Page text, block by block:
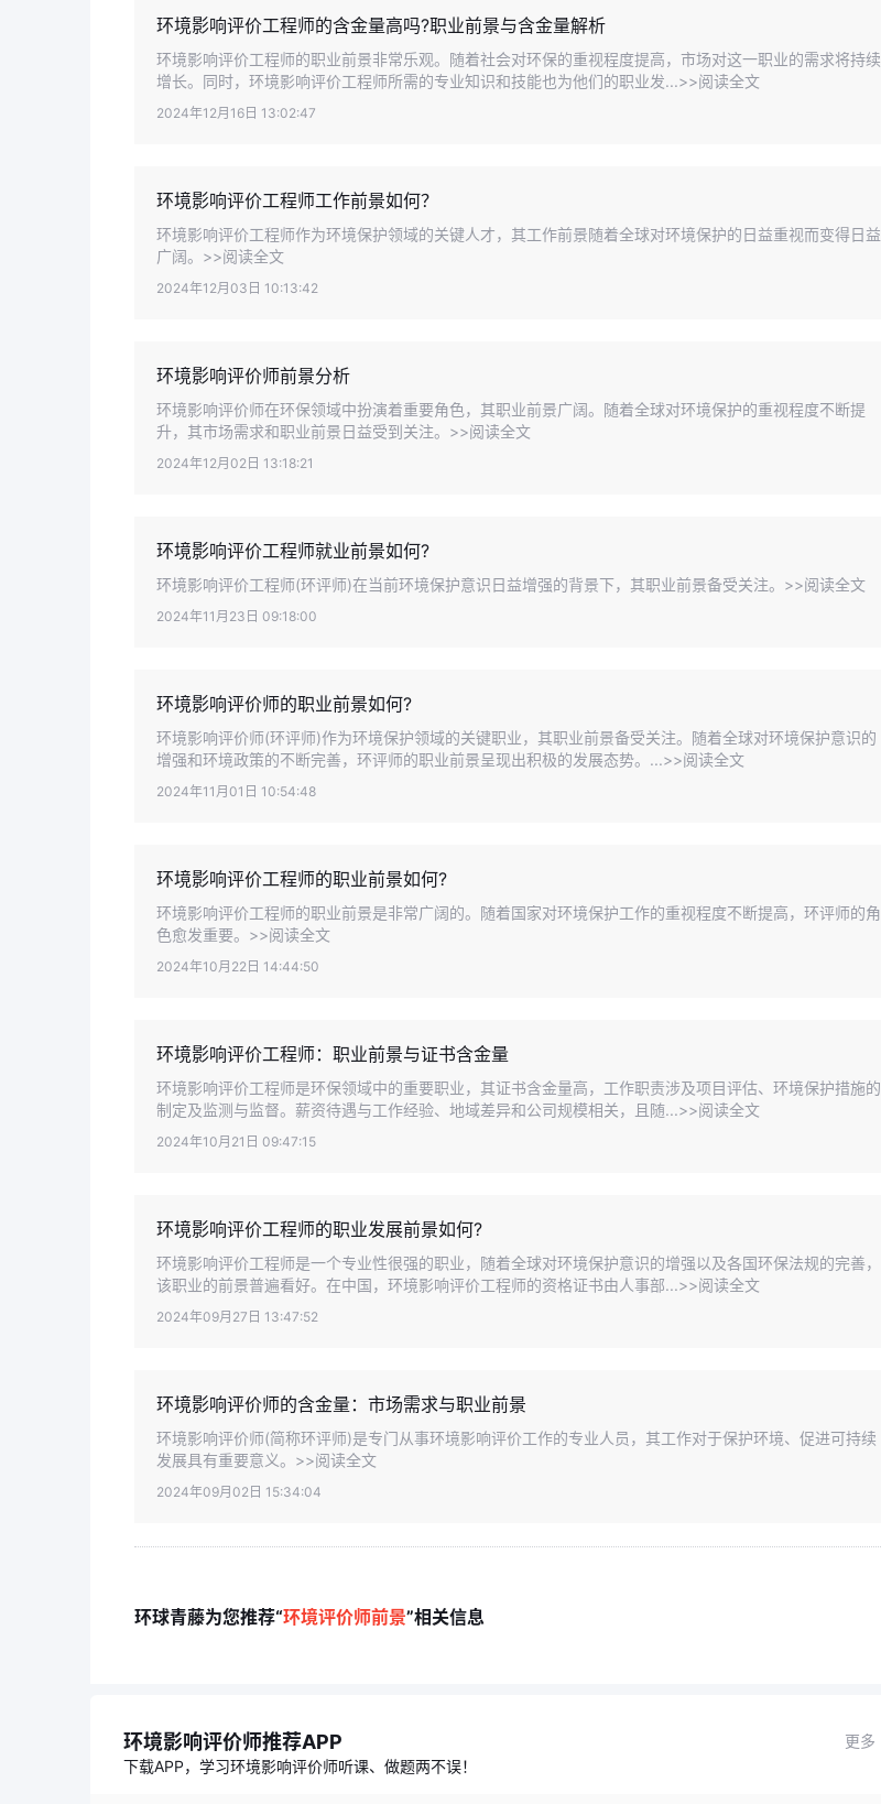
环境影响评价工程师的含金量高吗?职业前景与含金量解析
环境影响评价工程师的职业前景非常乐观。随着社会对环保的重视程度提高，市场对这一职业的需求将持续
增长。同时，环境影响评价工程师所需的专业知识和技能也为他们的职业发...>>阅读全文
2024年12月16日 13:02:47
环境影响评价工程师工作前景如何？
环境影响评价工程师作为环境保护领域的关键人才，其工作前景随着全球对环境保护的日益重视而变得日益
广阔。>>阅读全文
2024年12月03日 10:13:42
环境影响评价师前景分析
环境影响评价师在环保领域中扮演着重要角色，其职业前景广阔。随着全球对环境保护的重视程度不断提
升，其市场需求和职业前景日益受到关注。>>阅读全文
2024年12月02日 13:18:21
环境影响评价工程师就业前景如何?
环境影响评价工程师(环评师)在当前环境保护意识日益增强的背景下，其职业前景备受关注。>>阅读全文
2024年11月23日 09:18:00
环境影响评价师的职业前景如何?
环境影响评价师(环评师)作为环境保护领域的关键职业，其职业前景备受关注。随着全球对环境保护意识的
增强和环境政策的不断完善，环评师的职业前景呈现出积极的发展态势。...>>阅读全文
2024年11月01日 10:54:48
环境影响评价工程师的职业前景如何?
环境影响评价工程师的职业前景是非常广阔的。随着国家对环境保护工作的重视程度不断提高，环评师的角
色愈发重要。>>阅读全文
2024年10月22日 14:44:50
环境影响评价工程师：职业前景与证书含金量
环境影响评价工程师是环保领域中的重要职业，其证书含金量高，工作职责涉及项目评估、环境保护措施的
制定及监测与监督。薪资待遇与工作经验、地域差异和公司规模相关，且随...>>阅读全文
2024年10月21日 09:47:15
环境影响评价工程师的职业发展前景如何?
环境影响评价工程师是一个专业性很强的职业，随着全球对环境保护意识的增强以及各国环保法规的完善，
该职业的前景普遍看好。在中国，环境影响评价工程师的资格证书由人事部...>>阅读全文
2024年09月27日 13:47:52
环境影响评价师的含金量：市场需求与职业前景
环境影响评价师(简称环评师)是专门从事环境影响评价工作的专业人员，其工作对于保护环境、促进可持续
发展具有重要意义。>>阅读全文
2024年09月02日 15:34:04
环球青藤为您推荐“环境评价师前景”相关信息
环境影响评价师推荐APP
更多
下载APP，学习环境影响评价师听课、做题两不误！